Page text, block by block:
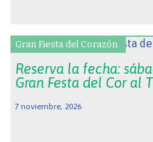
Gran Fiesta del Corazón.
Reserva la fecha:
Gran Festa del Cor al
7 noviembre, 2026